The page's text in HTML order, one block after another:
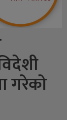
गरेको